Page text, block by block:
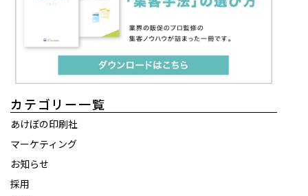
カテゴリー一覧
あけぼの印刷社
マーケティング
お知らせ
採用